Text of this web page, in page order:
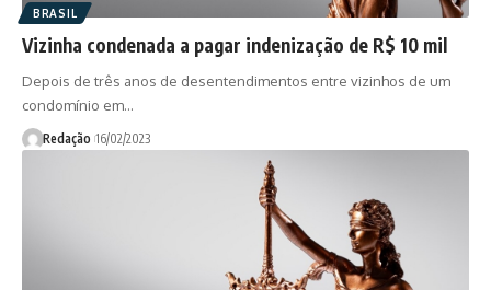
BRASIL
Vizinha condenada a pagar indenização de R$ 10 mil
Depois de três anos de desentendimentos entre vizinhos de um
condomínio em…
Redação 16/02/2023